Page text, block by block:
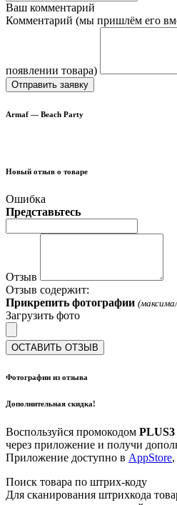
Ваш комментарий
Комментарий (мы пришлём его
появлении товара)
Отправить заявку
Armaf — Beach Party
Новый отзыв о товаре
Ошибка
Представьтесь
Отзыв
Отзыв содержит:
Прикрепить фотографии
Загрузить фото
ОСТАВИТЬ ОТЗЫВ
Фотографии из отзыва
Дополнительная скидка!
Воспользуйся промокодом PLUS3
через приложение и получи
Приложение доступно в AppStore,
Поиск товара по штрих-коду
Для сканирования штрихкода